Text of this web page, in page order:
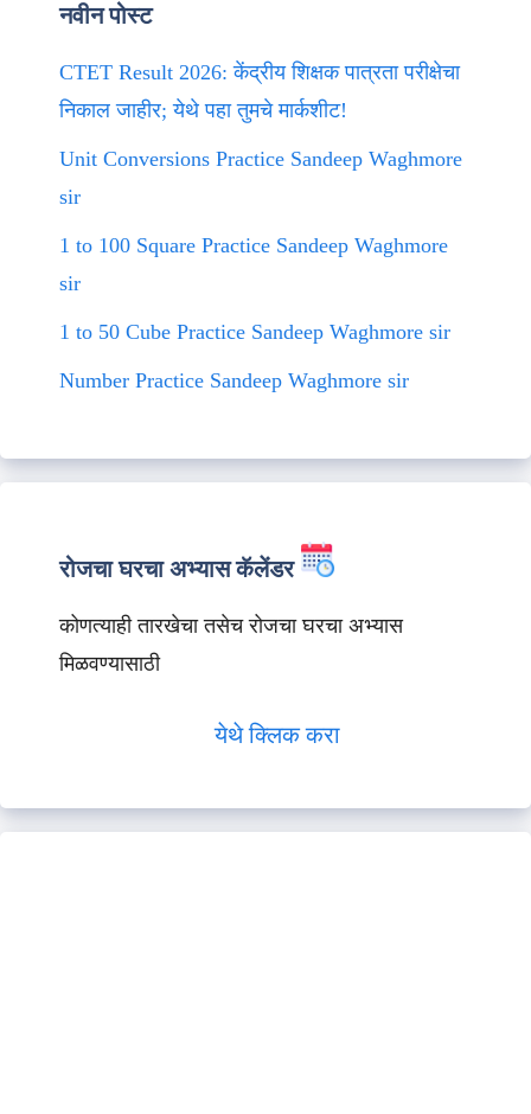
नवीन पोस्ट
CTET Result 2026: केंद्रीय शिक्षक पात्रता परीक्षेचा
निकाल जाहीर; येथे पहा तुमचे मार्कशीट!
Unit Conversions Practice Sandeep Waghmore
sir
1 to 100 Square Practice Sandeep Waghmore
sir
1 to 50 Cube Practice Sandeep Waghmore sir
Number Practice Sandeep Waghmore sir
रोजचा घरचा अभ्यास कॅलेंडर
कोणत्याही तारखेचा तसेच रोजचा घरचा अभ्यास
मिळवण्यासाठी
येथे क्लिक करा